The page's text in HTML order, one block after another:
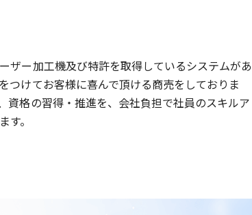
ザー加工機及び特許を取得しているシステムがあ
つけてお客様に喜んで頂ける商売をしておりま
資格の習得・推進を、会社負担で社員のスキルア
す。